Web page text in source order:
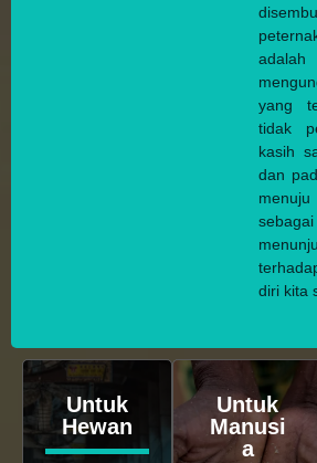
yang
tidak
kasih
dan
diri kita
Untuk
Hewan
Untuk
Manusi
a